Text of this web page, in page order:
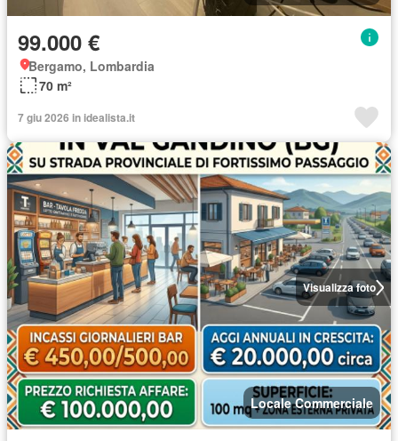
99.000 €
Bergamo, Lombardia
70 m²
7 giu 2026 in idealista.it
Visualizza foto
Locale Commerciale